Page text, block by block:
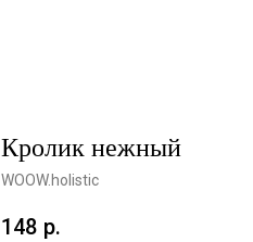
Кролик нежный
WOOW.holistic
148 р.